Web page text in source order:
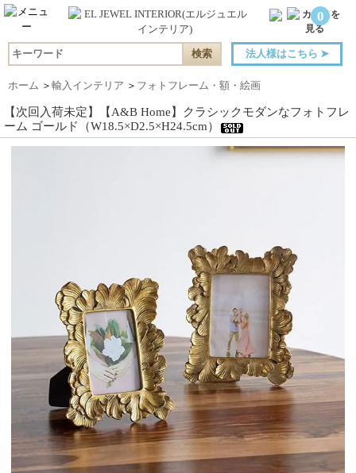
0
法人様はこちら ➤
ホーム ＞ 輸入インテリア ＞ フォトフレーム・額・絵画
【次回入荷未定】【A&B Home】クラシックモダンなフォトフレ
ーム ゴールド（W18.5×D2.5×H24.5cm）